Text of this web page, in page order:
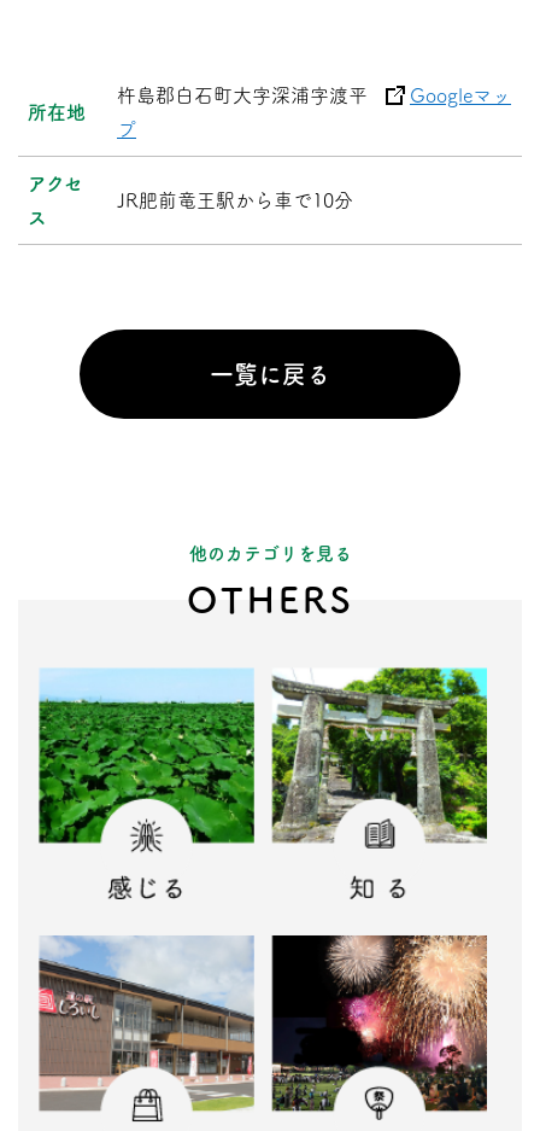
所在地
杵島郡白石町大字深浦字渡平
Googleマッ
プ
アクセ
ス
JR肥前竜王駅から車で10分
一覧に戻る
他のカテゴリを見る
OTHERS